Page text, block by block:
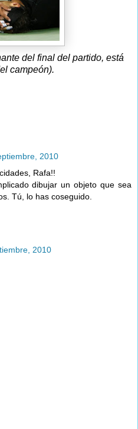
del final del partido, está
campeón).
2010
Rafa!!
dibujar un objeto que sea
Tú, lo has coseguido.
2010